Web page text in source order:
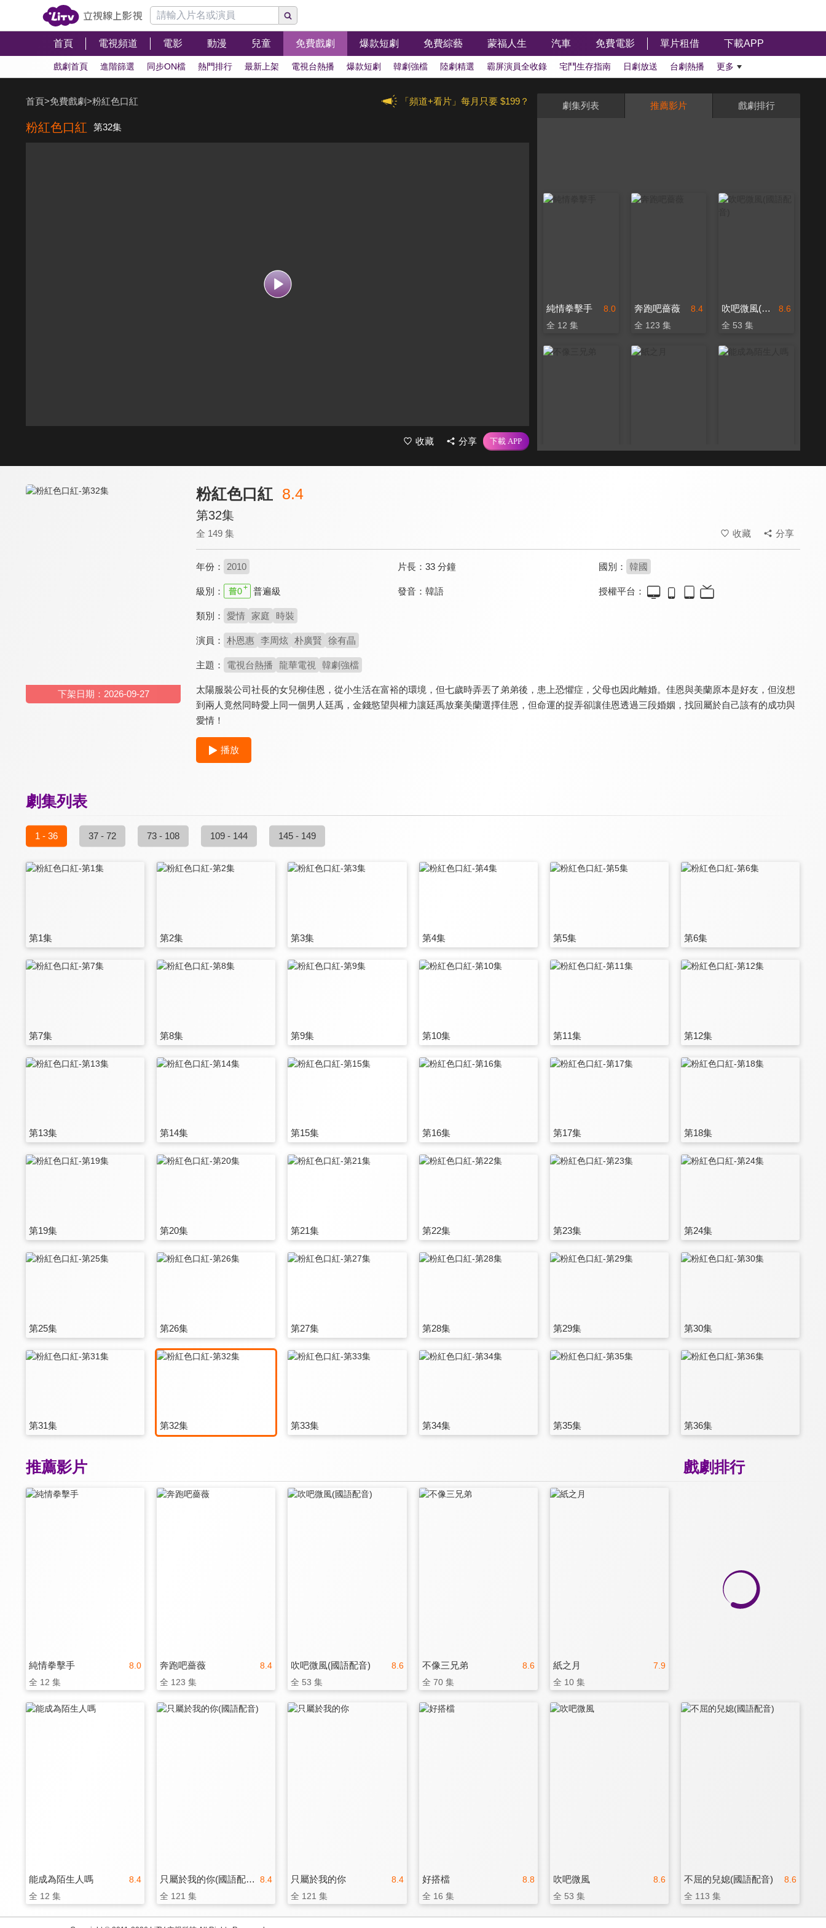
首頁 電視頻道 電影 動漫 兒童 免費戲劇 爆款短劇 免費綜藝 蒙福人生 汽車 免費電影 單片租借 下載APP
戲劇首頁 進階篩選 同步ON檔 熱門排行 最新上架 電視台熱播 爆款短劇 韓劇強檔 陸劇精選 霸屏演員全收錄 宅鬥生存指南 日劇放送 台劇熱播 更多
「頻道+看片」每月只要 $199？
首頁>免費戲劇>粉紅色口紅
粉紅色口紅 第32集
收藏 分享
劇集列表 推薦影片 戲劇排行
8.0
純情拳擊手
全 12 集
8.4
奔跑吧薔薇
全 123 集
8.6
吹吧微風(國語配音)
全 53 集
下架日期：2026-09-27
粉紅色口紅 8.4
第32集
全 149 集 收藏 分享
年份： 2010 片長： 33 分鐘 國別： 韓國
級別： 普遍級 發音： 韓語 授權平台：
類別： 愛情 家庭 時裝
演員： 朴恩惠 李周炫 朴廣賢 徐有晶
主題： 電視台熱播 龍華電視 韓劇強檔
太陽服裝公司社長的女兒柳佳恩，從小生活在富裕的環境，但七歲時弄丟了弟弟後，患上恐懼症，父母也因此離婚。佳恩與美蘭原本是好友，但沒想
到兩人竟然同時愛上同一個男人廷禹，金錢慾望與權力讓廷禹放棄美蘭選擇佳恩，但命運的捉弄卻讓佳恩透過三段婚姻，找回屬於自己該有的成功與
愛情！
播放
劇集列表
1 - 36 37 - 72 73 - 108 109 - 144 145 - 149
第1集 第2集 第3集 第4集 第5集 第6集
第7集 第8集 第9集 第10集 第11集 第12集
第13集 第14集 第15集 第16集 第17集 第18集
第19集 第20集 第21集 第22集 第23集 第24集
第25集 第26集 第27集 第28集 第29集 第30集
第31集 第32集 第33集 第34集 第35集 第36集
戲劇排行
推薦影片
8.0
純情拳擊手
全 12 集
8.4
奔跑吧薔薇
全 123 集
8.6
吹吧微風(國語配音)
全 53 集
8.6
不像三兄弟
全 70 集
7.9
紙之月
全 10 集
8.4
能成為陌生人嗎
全 12 集
8.4
只屬於我的你(國語配音)
全 121 集
8.4
只屬於我的你
全 121 集
8.8
好搭檔
全 16 集
8.6
吹吧微風
全 53 集
8.6
不屈的兒媳(國語配音)
全 113 集